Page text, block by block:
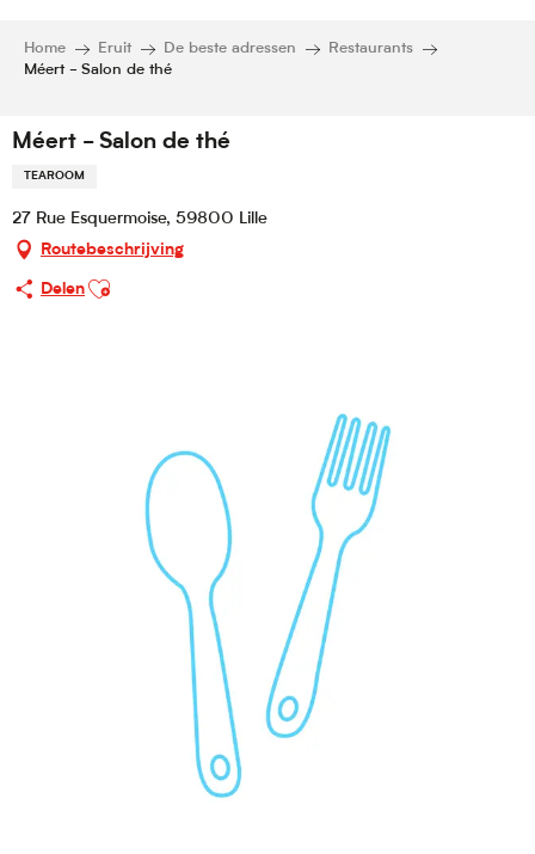
Home Eruit De beste adressen
Restaurants
Méert - Salon de thé
Méert - Salon de thé
TEAROOM
27 Rue Esquermoise, 59800 Lille
Routebeschrijving
Delen
Ajouter aux favoris